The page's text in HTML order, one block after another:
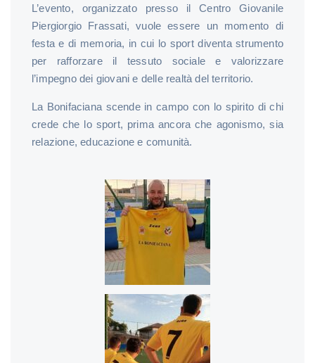
L’evento, organizzato presso il Centro Giovanile
Piergiorgio Frassati, vuole essere un momento di
festa e di memoria, in cui lo sport diventa strumento
per rafforzare il tessuto sociale e valorizzare
l’impegno dei giovani e delle realtà del territorio.
La Bonifaciana scende in campo con lo spirito di chi
crede che lo sport, prima ancora che agonismo, sia
relazione, educazione e comunità.